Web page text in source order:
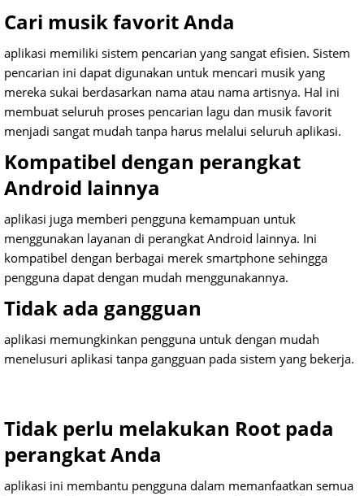
Cari musik favorit Anda
aplikasi memiliki sistem pencarian yang sangat efisien. Sistem
pencarian ini dapat digunakan untuk mencari musik yang
mereka sukai berdasarkan nama atau nama artisnya. Hal ini
membuat seluruh proses pencarian lagu dan musik favorit
menjadi sangat mudah tanpa harus melalui seluruh aplikasi.
Kompatibel dengan perangkat
Android lainnya
aplikasi juga memberi pengguna kemampuan untuk
menggunakan layanan di perangkat Android lainnya. Ini
kompatibel dengan berbagai merek smartphone sehingga
pengguna dapat dengan mudah menggunakannya.
Tidak ada gangguan
aplikasi memungkinkan pengguna untuk dengan mudah
menelusuri aplikasi tanpa gangguan pada sistem yang bekerja.
Tidak perlu melakukan Root pada
perangkat Anda
aplikasi ini membantu pengguna dalam memanfaatkan semua